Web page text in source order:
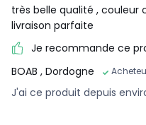
très belle qualité ,
livraison parfaite
Je recommande ce
BOAB , Dordogne
J'ai ce produit depuis